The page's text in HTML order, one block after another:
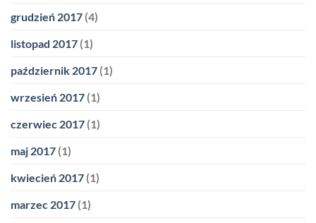
grudzień 2017 (4)
listopad 2017 (1)
październik 2017 (1)
wrzesień 2017 (1)
czerwiec 2017 (1)
maj 2017 (1)
kwiecień 2017 (1)
marzec 2017 (1)